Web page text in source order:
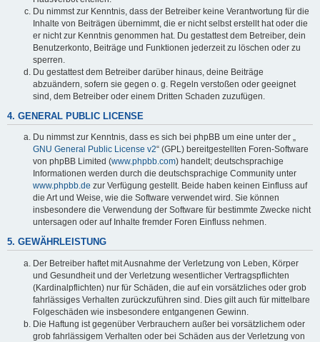
Du nimmst zur Kenntnis, dass der Betreiber keine Verantwortung für die
Inhalte von Beiträgen übernimmt, die er nicht selbst erstellt hat oder die
er nicht zur Kenntnis genommen hat. Du gestattest dem Betreiber, dein
Benutzerkonto, Beiträge und Funktionen jederzeit zu löschen oder zu
sperren.
Du gestattest dem Betreiber darüber hinaus, deine Beiträge
abzuändern, sofern sie gegen o. g. Regeln verstoßen oder geeignet
sind, dem Betreiber oder einem Dritten Schaden zuzufügen.
4. GENERAL PUBLIC LICENSE
Du nimmst zur Kenntnis, dass es sich bei phpBB um eine unter der „
GNU General Public License v2“ (GPL) bereitgestellten Foren-Software
von phpBB Limited (www.phpbb.com) handelt; deutschsprachige
Informationen werden durch die deutschsprachige Community unter
www.phpbb.de zur Verfügung gestellt. Beide haben keinen Einfluss auf
die Art und Weise, wie die Software verwendet wird. Sie können
insbesondere die Verwendung der Software für bestimmte Zwecke nicht
untersagen oder auf Inhalte fremder Foren Einfluss nehmen.
5. GEWÄHRLEISTUNG
Der Betreiber haftet mit Ausnahme der Verletzung von Leben, Körper
und Gesundheit und der Verletzung wesentlicher Vertragspflichten
(Kardinalpflichten) nur für Schäden, die auf ein vorsätzliches oder grob
fahrlässiges Verhalten zurückzuführen sind. Dies gilt auch für mittelbare
Folgeschäden wie insbesondere entgangenen Gewinn.
Die Haftung ist gegenüber Verbrauchern außer bei vorsätzlichem oder
grob fahrlässigem Verhalten oder bei Schäden aus der Verletzung von